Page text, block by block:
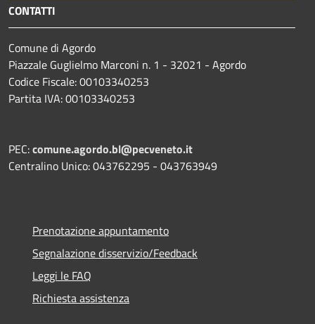
CONTATTI
Comune di Agordo
Piazzale Guglielmo Marconi n. 1 - 32021 - Agordo
Codice Fiscale: 00103340253
Partita IVA: 00103340253
PEC:comune.agordo.bl@pecveneto.it
Centralino Unico: 043762295 - 043763949
Prenotazione appuntamento
Segnalazione disservizio/Feedback
Leggi le FAQ
Richiesta assistenza